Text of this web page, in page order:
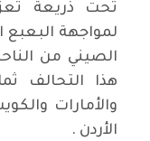
تحت ذريعة
لمواجهة البعبع
الصيني من
هذا التحالف
والأمارات
الأردن .